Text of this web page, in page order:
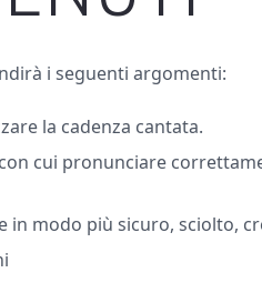
i seguenti argomenti:
la cadenza cantata.
cui pronunciare
in modo più sicuro, sciolto,